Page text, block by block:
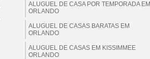
ALUGUEL DE CASA POR TEMPORADA EM
ORLANDO
ALUGUEL DE CASAS BARATAS EM
ORLANDO
ALUGUEL DE CASAS EM KISSIMMEE
ORLANDO